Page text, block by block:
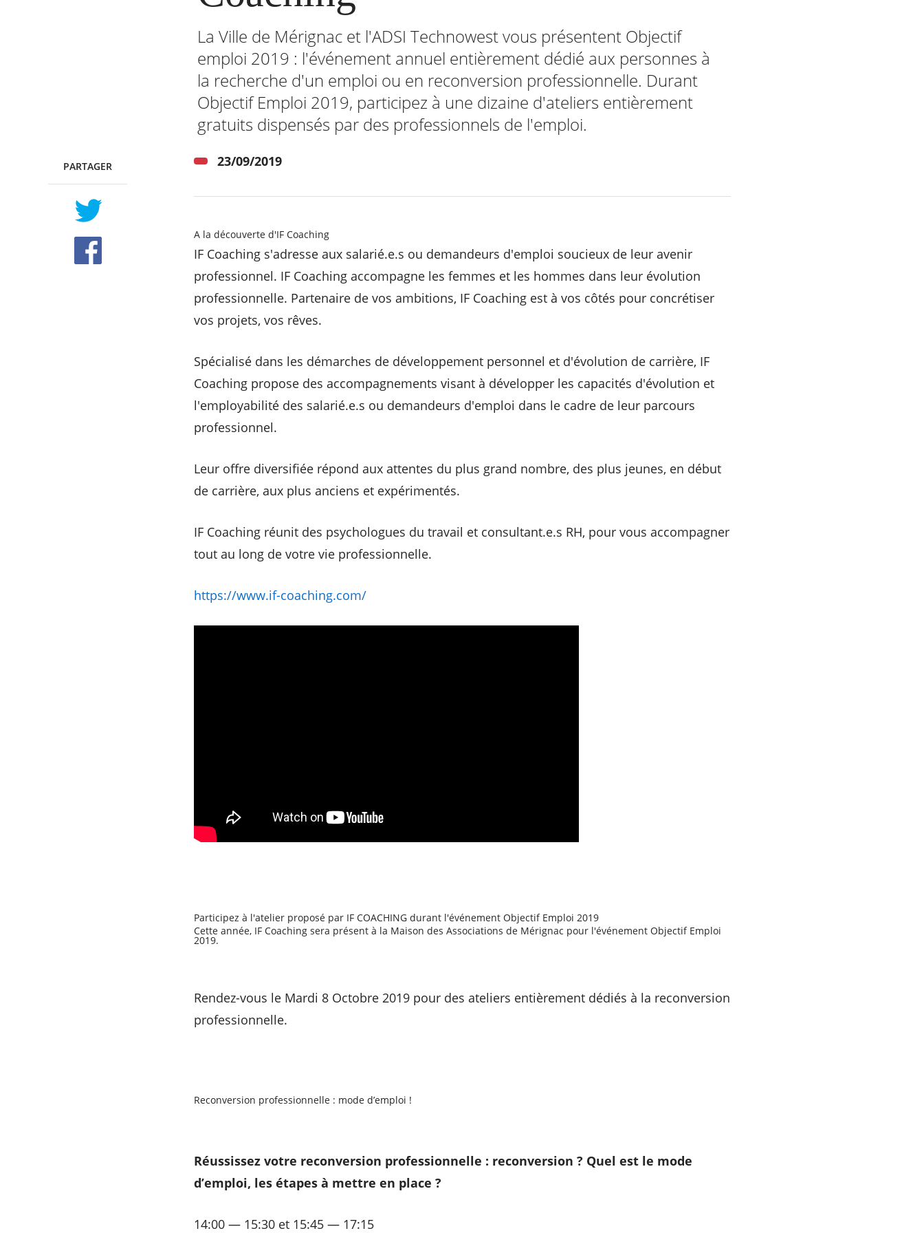
La Ville de Mérignac et l'ADSI Technowest vous présentent Objectif
emploi 2019 : l'événement annuel entièrement dédié aux personnes à
la recherche d'un emploi ou en reconversion professionnelle. Durant
Objectif Emploi 2019, participez à une dizaine d'ateliers entièrement
gratuits dispensés par des professionnels de l'emploi.​
PARTAGER
TWITTER
FACEBOOK
23/09/2019
A la découverte d'IF Coaching
IF Coaching s'adresse aux salarié.e.s ou demandeurs d'emploi soucieux de leur avenir
professionnel. IF Coaching accompagne les femmes et les hommes dans leur évolution
professionnelle. Partenaire de vos ambitions, IF Coaching est à vos côtés pour concrétiser
vos projets, vos rêves.
Spécialisé dans les démarches de développement personnel et d'évolution de carrière, IF
Coaching propose des accompagnements visant à développer les capacités d'évolution et
l'employabilité des salarié.e.s ou demandeurs d'emploi dans le cadre de leur parcours
professionnel.
Leur offre diversifiée répond aux attentes du plus grand nombre, des plus jeunes, en début
de carrière, aux plus anciens et expérimentés.
IF Coaching réunit des psychologues du travail et consultant.e.s RH, pour vous accompagner
tout au long de votre vie professionnelle.
https://www.if-coaching.com/
Participez à l'atelier proposé par IF COACHING durant l'événement Objectif Emploi 2019
Cette année, IF Coaching sera présent à la Maison des Associations de Mérignac pour l'événement Objectif Emploi
2019.
Rendez-vous le Mardi 8 Octobre 2019 pour des ateliers entièrement dédiés à la reconversion
professionnelle.
Reconversion professionnelle : mode d’emploi !
Réussissez votre reconversion professionnelle : reconversion ? Quel est le mode
d’emploi, les étapes à mettre en place ?
14:00 — 15:30 et 15:45 — 17:15